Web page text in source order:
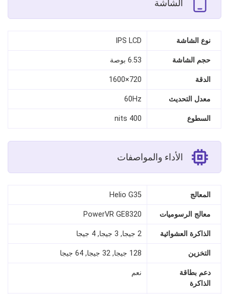
الشاشة
نوع الشاشة IPS LCD
حجم الشاشة 6.53 بوصة
الدقة 720×1600
معدل التحديث 60Hz
السطوع 400 nits
الأداء والمواصفات
المعالج Helio G35
معالج الرسوميات PowerVR GE8320
الذاكرة العشوائية 2 جيجا, 3 جيجا, 4 جيجا
التخزين 128 جيجا, 32 جيجا, 64 جيجا
دعم بطاقة
الذاكرة
نعم